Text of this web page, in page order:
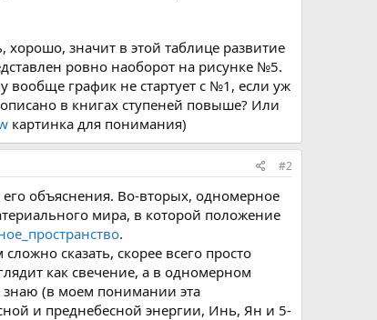
значит в этой таблице развитие
ровно наоборот на рисунке №5.
вообще график не стартует с №1, если уж
в книгах ступеней повыше? Или
картинка для понимания)
#2
объяснения. Во-вторых, одномерное
мира, в которой положение
.
сказать, скорее всего просто
как свечение, а в одномерном
знаю (в моем понимании эта
и преднебесной энергии, Инь, Ян и 5-